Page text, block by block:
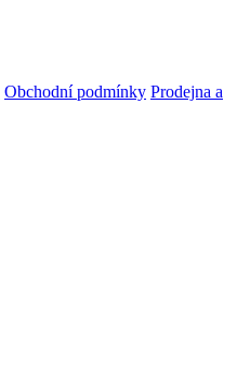
Obchodní podmínky Prodejna a